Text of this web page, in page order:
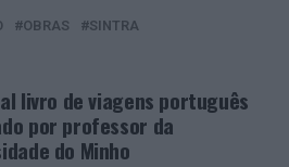
OBRAS SINTRA
livro de viagens português
por professor da
do Minho